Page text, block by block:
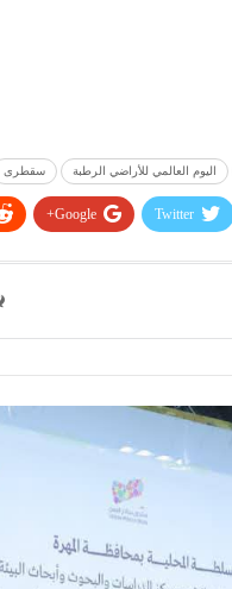
اليوم العالمي للأراضي الرطبة سقطرى
Twitter
Google+